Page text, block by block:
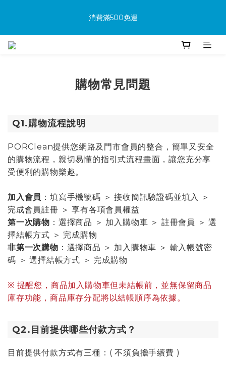
消費滿500免運
🔥購買商品並上網填寫完整保固資料贈100購物金(填保固前須先
購物常見問題
Q1.購物流程說明
PORClean提供您網路及門市會員的整合，簡單又安全
的購物流程，親切易懂的指引式流程畫面，讓您充分享
受便利的購物樂趣。
加入會員 ：填寫手機號碼 ＞ 接收簡訊驗證碼並填入 ＞
完成會員註冊 ＞ 享有各項會員權益
第一次購物 ：選擇商品 ＞ 加入購物車 ＞ 註冊會員 ＞ 選
擇結帳方式 ＞ 完成購物
非第一次購物 ：選擇商品 ＞ 加入購物車 ＞ 輸入帳號密
碼 ＞ 選擇結帳方式 ＞ 完成購物
※ 提醒您，商品加入購物車但未結帳前，並無保留商品
庫存功能，商品庫存分配將以結帳順序為依據。
Q2.目前提供哪些付款方式？
目前提供付款方式有三種：( 不須負擔手續費 )